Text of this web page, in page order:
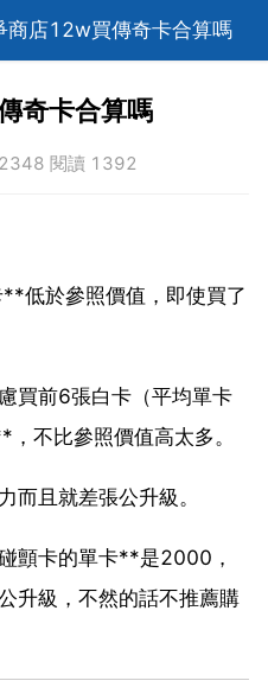
商店12w買傳奇卡合算嗎
奇卡合算嗎
閱讀 1392
低於參照價值，即使買了
買前6張白卡（平均單卡
不比參照價值高太多。
且就差張公升級。
顫卡的單卡**是2000，
升級，不然的話不推薦購